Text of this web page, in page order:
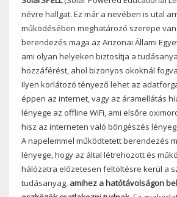
névre hallgat. Ez már a nevében is utal
működésében meghatározó szerepe
berendezés maga az Arizonai Állami
ami olyan helyeken biztosítja a
hozzáférést, ahol bizonyos okoknál
Ilyen korlátozó tényező lehet az
éppen az internet, vagy az áramellátás
lényege az offline WiFi, ami elsőre
hisz az interneten való böngészés
A napelemmel működtetett berendezés
lényege, hogy az által létrehozott és
hálózatra előzetesen feltöltésre kerül a
tudásanyag, amihez a hatótávolságon